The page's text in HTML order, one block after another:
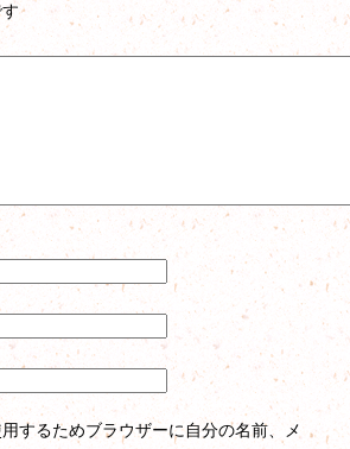
するためブラウザーに自分の名前、メ